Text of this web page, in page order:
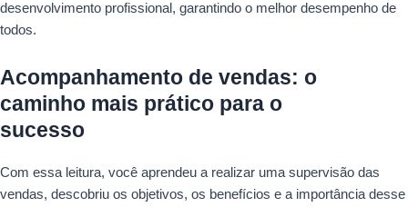
desenvolvimento profissional, garantindo o melhor desempenho de
todos.
Acompanhamento de vendas: o
caminho mais prático para o
sucesso
Com essa leitura, você aprendeu a realizar uma supervisão das
vendas, descobriu os objetivos, os benefícios e a importância desse